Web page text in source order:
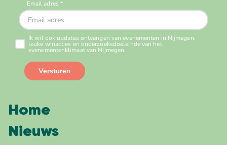
Home
Nieuws